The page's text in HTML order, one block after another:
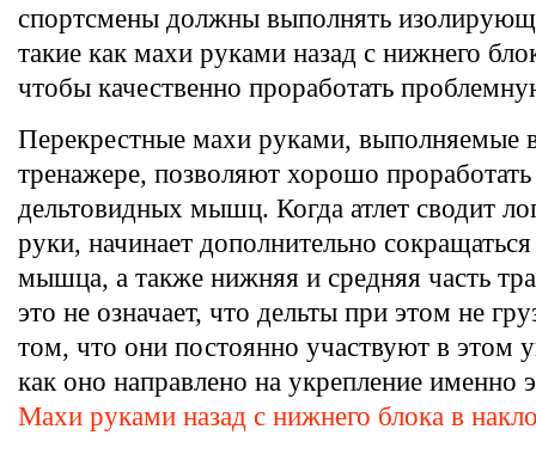
спортсмены должны выполнять
такие как махи руками назад с нижнего
чтобы качественно проработать
Перекрестные махи руками, выполняемые
тренажере, позволяют хорошо
дельтовидных мышц. Когда атлет сводит
руки, начинает дополнительно
мышца, а также нижняя и средняя часть
это не означает, что дельты при этом не
том, что они постоянно участвуют в этом
как оно направлено на укрепление
Махи руками назад с нижнего блока в